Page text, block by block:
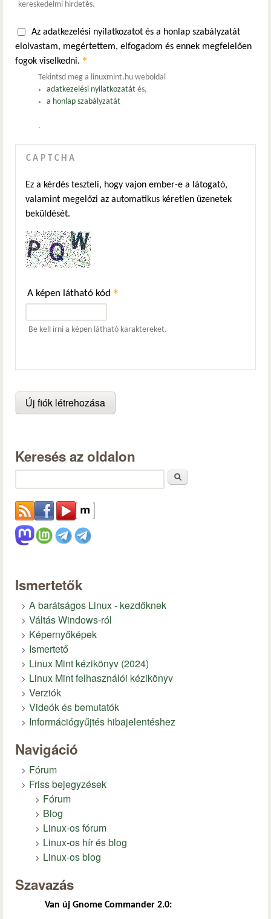
kereskedelmi hirdetés.
Az adatkezelési nyilatkozatot és a honlap szabályzatát
elolvastam, megértettem, elfogadom és ennek megfelelően
fogok viselkedni. *
Tekintsd meg a linuxmint.hu weboldal
adatkezelési nyilatkozatátés,
a honlap szabályzatát
.
CAPTCHA
Ez a kérdés teszteli, hogy vajon ember-e a látogató,
valamint megelőzi az automatikus kéretlen üzenetek
beküldését.
A képen látható kód *
Be kell írni a képen látható karaktereket.
Keresés az oldalon
Ismertetők
A barátságos Linux - kezdőknek
Váltás Windows-ról
Képernyőképek
Ismertető
Linux Mint kézikönyv (2024)
Linux Mint felhasználói kézikönyv
Verziók
Videók és bemutatók
Információgyűjtés hibajelentéshez
Navigáció
Fórum
Friss bejegyzések
Fórum
Blog
Linux-os fórum
Linux-os hír és blog
Linux-os blog
Szavazás
Van új Gnome Commander 2.0: